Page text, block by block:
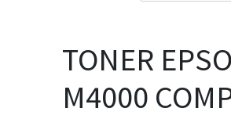
TONER
M4000